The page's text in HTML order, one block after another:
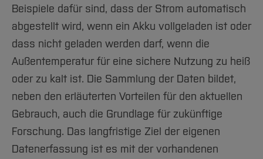
Beispiele dafür sind, dass der Strom automatisch
abgestellt wird, wenn ein Akku vollgeladen ist oder
dass nicht geladen werden darf, wenn die
Außentemperatur für eine sichere Nutzung zu heiß
oder zu kalt ist. Die Sammlung der Daten bildet,
neben den erläuterten Vorteilen für den aktuellen
Gebrauch, auch die Grundlage für zukünftige
Forschung. Das langfristige Ziel der eigenen
Datenerfassung ist es mit der vorhandenen